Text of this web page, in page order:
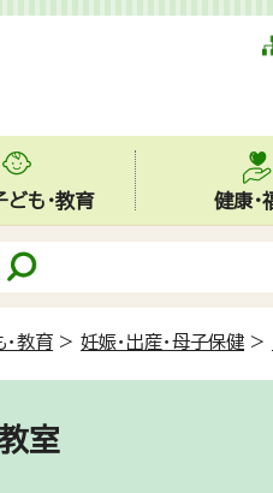
ども・教育 健康・
・教育 > 妊娠・出産・母子保健 >
室